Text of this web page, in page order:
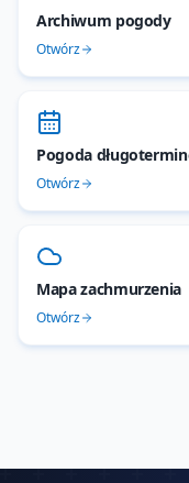
Archiwum pogody
Otwórz
Pogoda
Otwórz
Mapa zachmurzenia
Otwórz